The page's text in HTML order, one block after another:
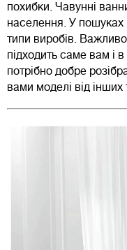
похибки. Чавунні
населення. У пошуках
типи виробів.
підходить саме вам і в
потрібно добре
вами моделі від інших